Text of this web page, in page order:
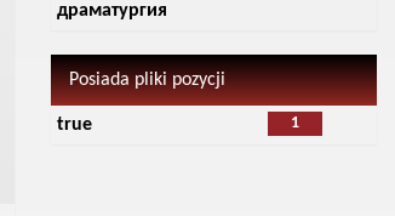
драматургия
Posiada pliki pozycji
1
true